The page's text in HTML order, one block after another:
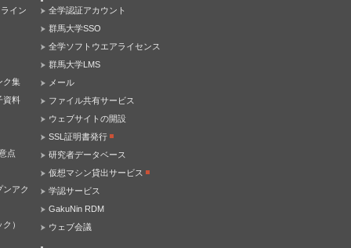
イン
ク集
資料
点
ンアク
）
全学認証アカウント
群馬大学SSO
全学ソフトウエアライセンス
群馬大学LMS
メール
ファイル共有サービス
ウェブサイトの開設
SSL証明書発行
研究者データベース
仮想マシン貸出サービス
学認サービス
GakuNin RDM
ウェブ会議